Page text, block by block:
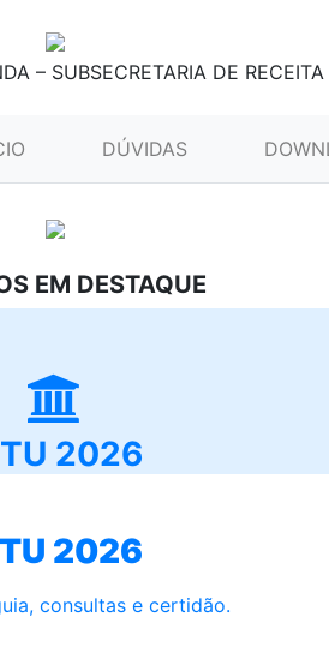
– SUBSECRETARIA DE RECEITA
(CURRENT)DÚVIDAS
EM DESTAQUE
2026
2026
consultas e certidão.